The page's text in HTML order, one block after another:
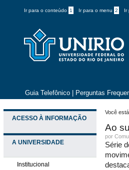
Ir para o conteúdo 1 Ir para o menu 2 Ir
Guia Telefônico Perguntas
ACESSO À INFORMAÇÃO
A UNIVERSIDADE
Institucional
Você
Ao
por
Série